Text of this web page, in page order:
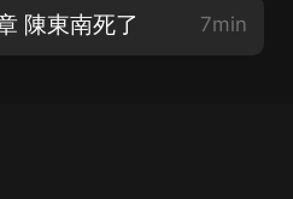
陳東南死了 7min